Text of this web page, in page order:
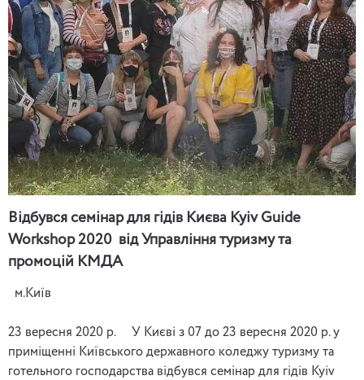
Відбувся семінар для гідів Києва Kyiv Guide
Workshop 2020 від Управління туризму та
промоцій КМДА
м.Київ
23 вересня 2020 р. У Києві з 07 до 23 вересня 2020 р. у
приміщенні Київського державного коледжу туризму та
готельного господарства відбувся семінар для гідів Kyiv